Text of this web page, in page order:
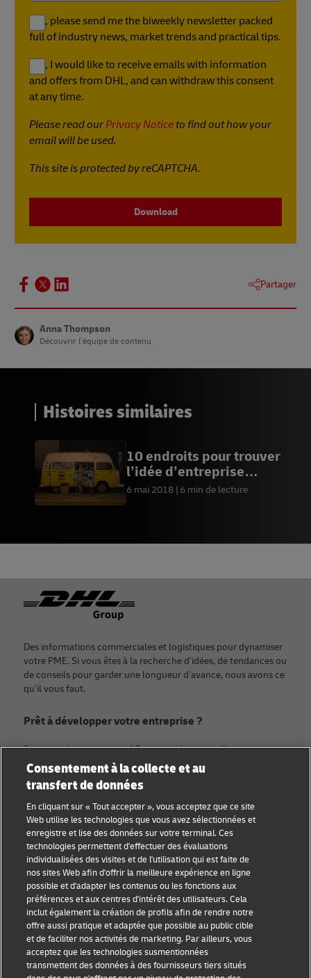
Yes, please send me the biweekly newsletter packed
full of industry news, market trends and practical tips.
Yes, I would like to receive emails with information
and offers from DHL, and can withdraw this consent
at any time.
Please read ourPrivacy Notice to find out how your
email will be used.
This site is protected by reCAPTCHA.
Download
Partager
Anna Thompson
Découvrir l’équipe de contenu
Histoires similaires
10 endroits pour trouver
l’idée d’entreprise
parfaite
6 mai 2018 6 min de lecture
Footer
Des informations commerciales et logistiques pour dynamiser
votre PME. Si vous êtes à la recherche d’idées, de tendances ou
de conseils pour garder une longueur d’avance, nous avons ce
qu’il vous faut.
Prêt à développer votre entreprise ?
Rejoignez la communauté Discover dès aujourd’hui.
Catégories
Conseils aux petites
entreprises
Conseil e-commerce
Conseil B2B
Conseil logistique
Actualités et
perspectives
À propos de DHL
Contact
Centre de presse
Durabilité
Mentions légales
Conditions d’utilisation
Vie privée
Consentement à la collecte et au
transfert de données
En cliquant sur « Tout accepter », vous acceptez que ce site
Web utilise les technologies que vous avez sélectionnées et
enregistre et lise des données sur votre terminal. Ces
technologies permettent d'effectuer des évaluations
individualisées des visites et de l'utilisation qui est faite de
nos sites Web afin d'offrir la meilleure expérience en ligne
possible et d'adapter les contenus ou les fonctions aux
préférences et aux centres d'intérêt des utilisateurs. Cela
inclut également la création de profils afin de rendre notre
offre aussi pratique et adaptée que possible au public cible
et de faciliter nos activités de marketing. Par ailleurs, vous
acceptez que les technologies susmentionnées
transmettent des données à des fournisseurs tiers situés